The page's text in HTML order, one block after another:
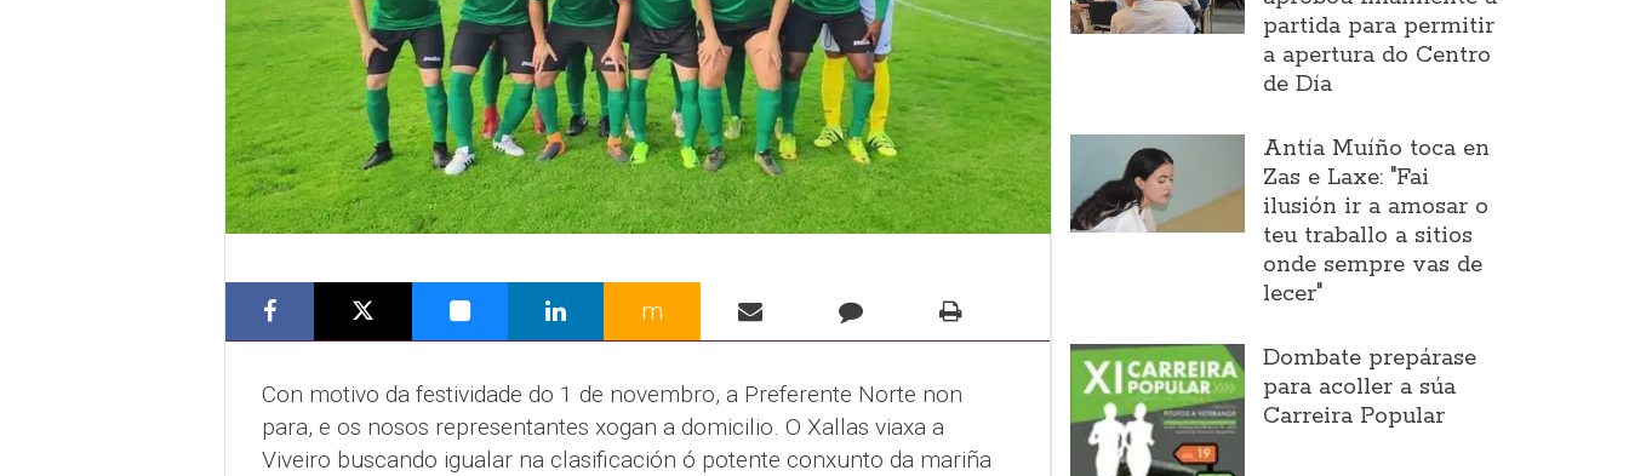
m
Con motivo da festividade do 1 de novembro, a Preferente Norte non
para, e os nosos representantes xogan a domicilio. O Xallas viaxa a
Viveiro buscando igualar na clasificación ó potente conxunto da mariña
partida para permitir
a apertura do Centro
de Día
Antía Muíño toca en
Zas e Laxe: "Fai
ilusión ir a amosar o
teu traballo a sitios
onde sempre vas de
lecer"
Dombate prepárase
para acoller a súa
Carreira Popular